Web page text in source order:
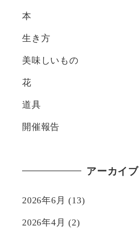
本
生き方
美味しいもの
花
道具
開催報告
アーカイブ
2026年6月 (13)
2026年4月 (2)